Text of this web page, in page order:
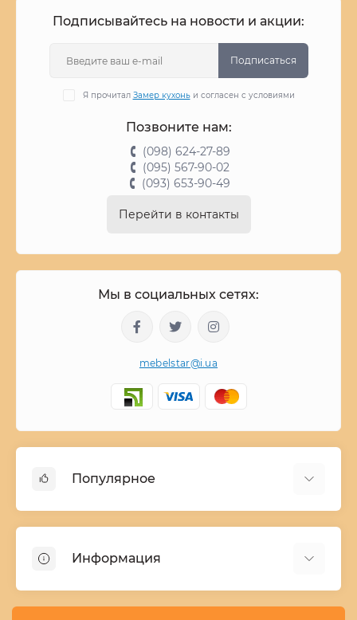
Подписывайтесь на новости и акции:
Подписаться
Я прочитал Замер кухоньи согласен с условиями
Позвоните нам:
(098) 624-27-89
(095) 567-90-02
(093) 653-90-49
Перейти в контакты
Мы в социальных сетях:
mebelstar@i.ua
Популярное
Шкафы купе ширина 90-210 cм высота 220 cм
Комоды из дерева
Кухни
Информация